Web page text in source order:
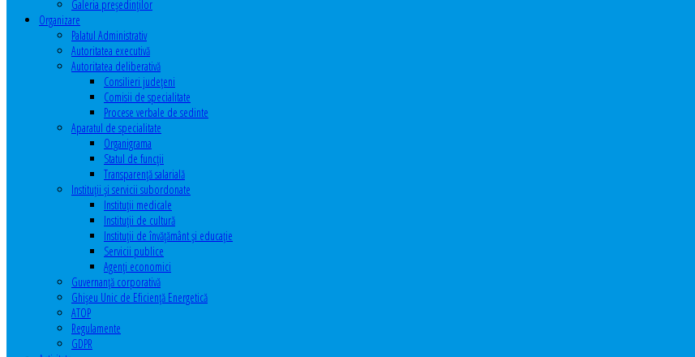
Galeria președinților
Organizare
Palatul Administrativ
Autoritatea executivă
Autoritatea deliberativă
Consilieri judeţeni
Comisii de specialitate
Procese verbale de sedinte
Aparatul de specialitate
Organigrama
Statul de funcții
Transparență salarială
Instituţii şi servicii subordonate
Instituţii medicale
Instituţii de cultură
Instituţii de învăţământ şi educaţie
Servicii publice
Agenţi economici
Guvernanță corporativă
Ghişeu Unic de Eficienţă Energetică
ATOP
Regulamente
GDPR